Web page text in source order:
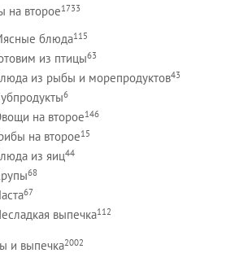
на второе1733
блюда115
из птицы63
из рыбы и морепродуктов43
6
на второе146
на второе15
из яиц44
68
67
выпечка112
и выпечка2002